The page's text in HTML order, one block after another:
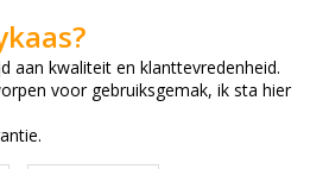
aan kwaliteit en klanttevredenheid.
voor gebruiksgemak, ik sta hier